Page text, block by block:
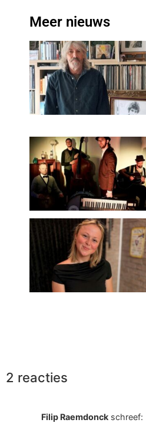
Meer nieuws
2 reacties
Filip Raemdonck schreef: